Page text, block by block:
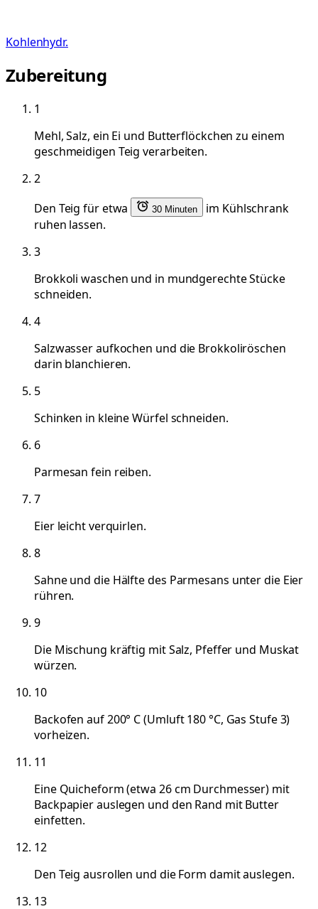
Kohlenhydr.
Zubereitung
1
Mehl, Salz, ein Ei und Butterflöckchen zu einem
geschmeidigen Teig verarbeiten.
2
Den Teig für etwa
30 Minuten
im Kühlschrank
ruhen lassen.
3
Brokkoli waschen und in mundgerechte Stücke
schneiden.
4
Salzwasser aufkochen und die Brokkoliröschen
darin blanchieren.
5
Schinken in kleine Würfel schneiden.
6
Parmesan fein reiben.
7
Eier leicht verquirlen.
8
Sahne und die Hälfte des Parmesans unter die Eier
rühren.
9
Die Mischung kräftig mit Salz, Pfeffer und Muskat
würzen.
10
Backofen auf 200° C (Umluft 180 °C, Gas Stufe 3)
vorheizen.
11
Eine Quicheform (etwa 26 cm Durchmesser) mit
Backpapier auslegen und den Rand mit Butter
einfetten.
12
Den Teig ausrollen und die Form damit auslegen.
13